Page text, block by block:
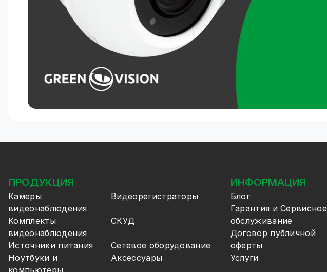
ПРОДУКЦИЯ
Камеры
видеонаблюдения
Видеорегистраторы
Комплекты
видеонаблюдения
СКУД
Источники питания
Сетевое оборудование
Ноутбуки и
компьютеры
Аксессуары
ИНФОРМАЦИЯ
Блог
Гарантия и Сервисное
обслуживание
Договор публичной
оферты
Услуги